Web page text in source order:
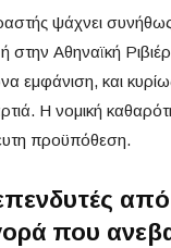
ψάχνει
στην Αθηναϊκή
εμφάνιση, και
Η νομική
προϋπόθεση.
που